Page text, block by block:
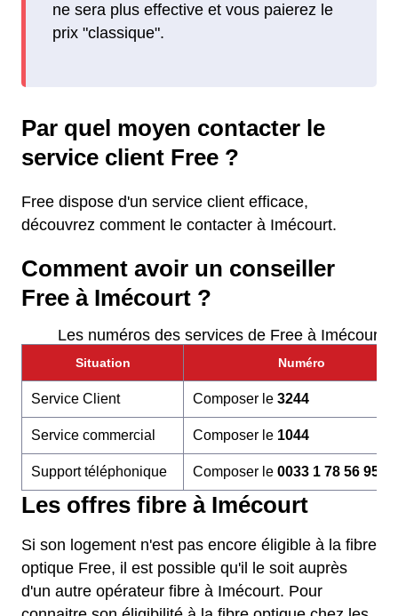
ne sera plus effective et vous paierez le
prix "classique".
Par quel moyen contacter le
service client Free ?
Free dispose d'un service client efficace,
découvrez comment le contacter à Imécourt.
Comment avoir un conseiller
Free à Imécourt ?
Les numéros des services de Free à Imécourt
Situation Numéro
Service Client Composer le 3244
Service commercial Composer le 1044
Support téléphonique Composer le 0033 1 78 56 95 60
Les offres fibre à Imécourt
Si son logement n'est pas encore éligible à la fibre
optique Free, il est possible qu'il le soit auprès
d'un autre opérateur fibre à Imécourt. Pour